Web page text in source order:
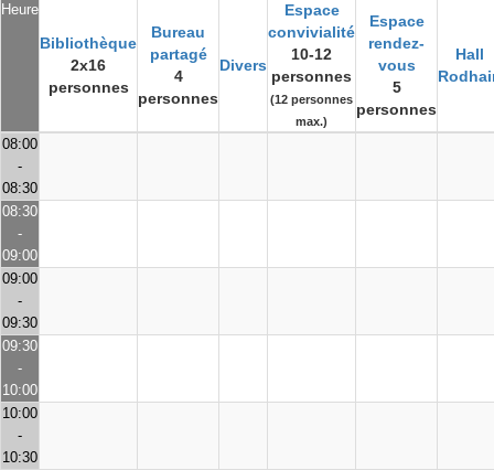
Heure
Bibliothèque
2x16
personnes
Bureau
partagé
4
personnes
Divers
Espace
convivialité
10-12
personnes
(12 personnes
max.)
Espace
rendez-
vous
5
personnes
Hall
08:00
-
08:30
08:30
-
09:00
09:00
-
09:30
09:30
-
10:00
10:00
-
10:30